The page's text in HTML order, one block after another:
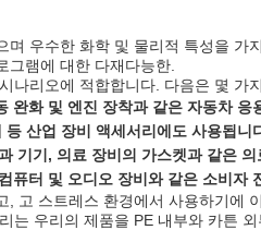
우수한 화학 및 물리적 특성을 가
그램에 대한 다재다능한.
나리오에 적합합니다. 다음은 몇 가
완화 및 엔진 장착과 같은 자동차 응
산업 장비 액세서리에도 사용됩니
기기, 의료 장비의 가스켓과 같은
퓨터 및 오디오 장비와 같은 소비자
고 스트레스 환경에서 사용하기에
는 우리의 제품을 PE 내부와 카튼